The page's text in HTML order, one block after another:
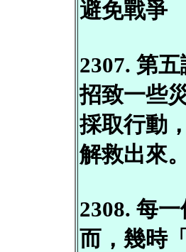
避免戰爭
2307. 第
招致一些
採取行動
解救出來。
2308. 每
而，幾時